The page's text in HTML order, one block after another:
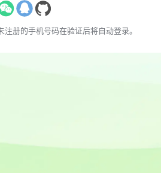
注册的手机号码在验证后将自动登录。